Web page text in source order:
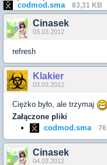
codmod.sma
83,31 KB
Cinasek
03.03.2012
refresh
Klakier
03.03.2012
Ciężko było, ale trzymaj
Załączone pliki
codmod.sma
Cinasek
04.03.2012